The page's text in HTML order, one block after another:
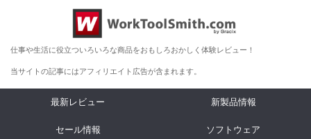
仕事や生活に役立ついろいろな商品をおもしろおかしく体験レビュー！
当サイトの記事にはアフィリエイト広告が含まれます。
最新レビュー 新製品情報
セール情報 ソフトウェア